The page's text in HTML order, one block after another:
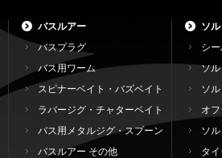
バスルアー
バスプラグ
バス用ワーム
スピナーベイト・バズベイト
ラバージグ・チャターベイト
バス用メタルジグ・スプーン
バスルアー その他
ソ
シ
ソ
ソ
オ
ソ
タ